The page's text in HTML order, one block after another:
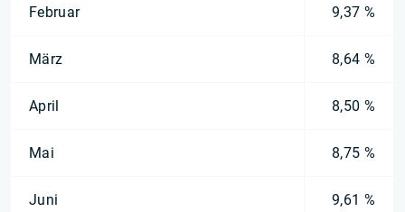
Februar 9,37 %
März 8,64 %
April 8,50 %
Mai 8,75 %
Juni 9,61 %